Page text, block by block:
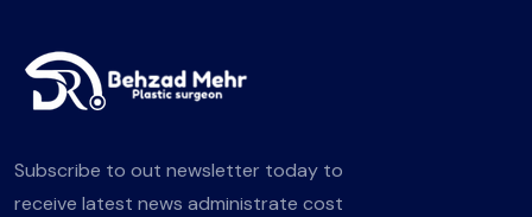
Subscribe to out newsletter today to
receive latest news administrate cost